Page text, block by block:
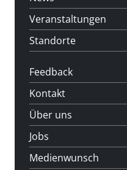
Veranstaltungen
Standorte
Feedback
Kontakt
Über uns
Jobs
Medienwunsch